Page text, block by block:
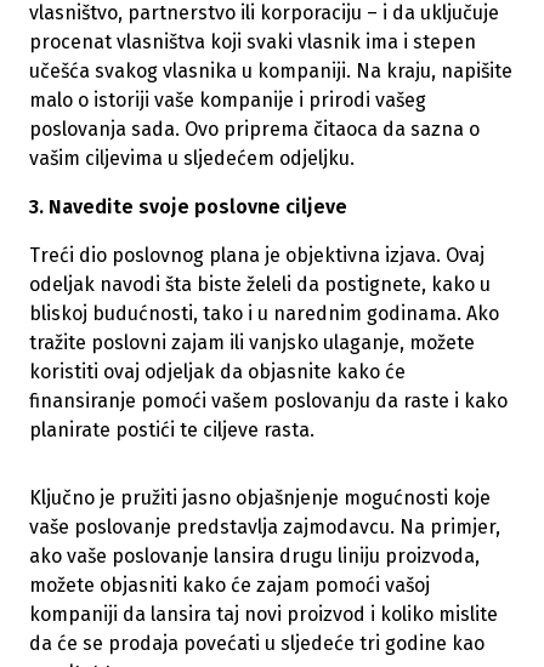
vlasništvo, partnerstvo ili korporaciju – i da uključuje
procenat vlasništva koji svaki vlasnik ima i stepen
učešća svakog vlasnika u kompaniji. Na kraju, napišite
malo o istoriji vaše kompanije i prirodi vašeg
poslovanja sada. Ovo priprema čitaoca da sazna o
vašim ciljevima u sljedećem odjeljku.
3. Navedite svoje poslovne ciljeve
Treći dio poslovnog plana je objektivna izjava. Ovaj
odeljak navodi šta biste želeli da postignete, kako u
bliskoj budućnosti, tako i u narednim godinama. Ako
tražite poslovni zajam ili vanjsko ulaganje, možete
koristiti ovaj odjeljak da objasnite kako će
finansiranje pomoći vašem poslovanju da raste i kako
planirate postići te ciljeve rasta.
Ključno je pružiti jasno objašnjenje mogućnosti koje
vaše poslovanje predstavlja zajmodavcu. Na primjer,
ako vaše poslovanje lansira drugu liniju proizvoda,
možete objasniti kako će zajam pomoći vašoj
kompaniji da lansira taj novi proizvod i koliko mislite
da će se prodaja povećati u sljedeće tri godine kao